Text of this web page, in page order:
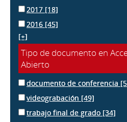
2017 [18]
2016 [45]
[+]
Tipo de documento en
Abierto
documento de conferencia
videograbación [49]
trabajo final de grado [34]